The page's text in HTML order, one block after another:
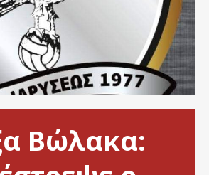
Βώλακα: